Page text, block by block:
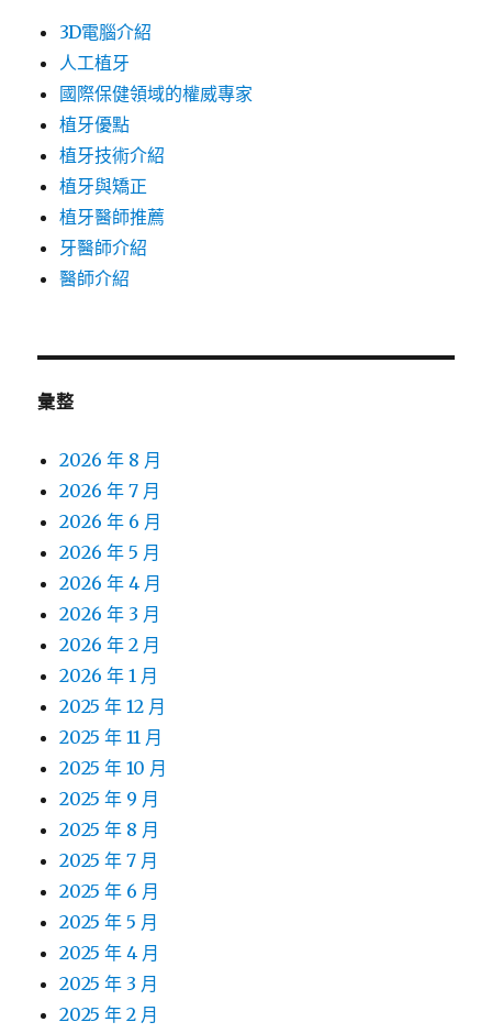
3D電腦介紹
人工植牙
國際保健領域的權威專家
植牙優點
植牙技術介紹
植牙與矯正
植牙醫師推薦
牙醫師介紹
醫師介紹
彙整
2026 年 8 月
2026 年 7 月
2026 年 6 月
2026 年 5 月
2026 年 4 月
2026 年 3 月
2026 年 2 月
2026 年 1 月
2025 年 12 月
2025 年 11 月
2025 年 10 月
2025 年 9 月
2025 年 8 月
2025 年 7 月
2025 年 6 月
2025 年 5 月
2025 年 4 月
2025 年 3 月
2025 年 2 月